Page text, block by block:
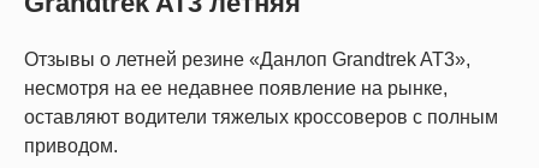
Отзывы о летней резине «Данлоп Grandtrek AT3»,
несмотря на ее недавнее появление на рынке,
оставляют водители тяжелых кроссоверов с полным
приводом.